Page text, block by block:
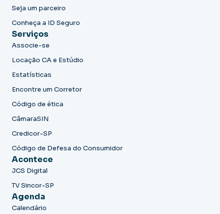
Seja um parceiro
Conheça a ID Seguro
Serviços
Associe-se
Locação CA e Estúdio
Estatísticas
Encontre um Corretor
Código de ética
CâmaraSIN
Credicor-SP
Código de Defesa do Consumidor
Acontece
JCS Digital
TV Sincor-SP
Agenda
Calendário